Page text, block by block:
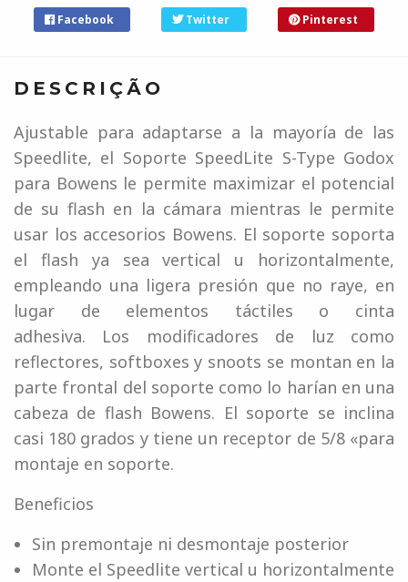
Facebook Twitter Pinterest
DESCRIÇÃO
Ajustable para adaptarse a la mayoría de las
Speedlite, el Soporte SpeedLite S-Type Godox
para Bowens le permite maximizar el potencial
de su flash en la cámara mientras le permite
usar los accesorios Bowens. El soporte soporta
el flash ya sea vertical u horizontalmente,
empleando una ligera presión que no raye, en
lugar de elementos táctiles o cinta
adhesiva. Los modificadores de luz como
reflectores, softboxes y snoots se montan en la
parte frontal del soporte como lo harían en una
cabeza de flash Bowens. El soporte se inclina
casi 180 grados y tiene un receptor de 5/8 «para
montaje en soporte.
Beneficios
Sin premontaje ni desmontaje posterior
Monte el Speedlite vertical u horizontalmente